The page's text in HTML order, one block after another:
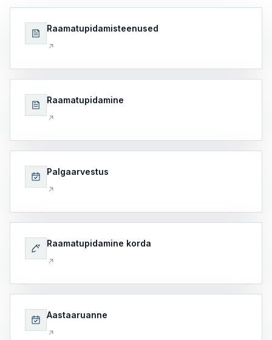
Raamatupidamisteenused
Raamatupidamine
Palgaarvestus
Raamatupidamine korda
Aastaaruanne